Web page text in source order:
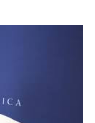
que te indicarán
Para ambos casos,
a través de las
ayuntamiento. LISTA
los efectos previstos
de 5 de abril, de